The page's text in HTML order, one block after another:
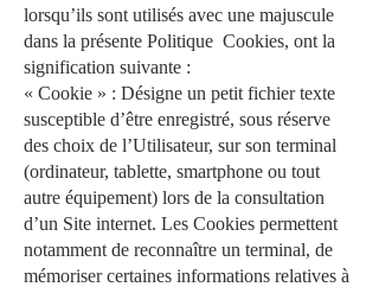
lorsqu’ils sont utilisés avec une majuscule
dans la présente Politique Cookies, ont la
signification suivante :
« Cookie » : Désigne un petit fichier texte
susceptible d’être enregistré, sous réserve
des choix de l’Utilisateur, sur son terminal
(ordinateur, tablette, smartphone ou tout
autre équipement) lors de la consultation
d’un Site internet. Les Cookies permettent
notamment de reconnaître un terminal, de
mémoriser certaines informations relatives à